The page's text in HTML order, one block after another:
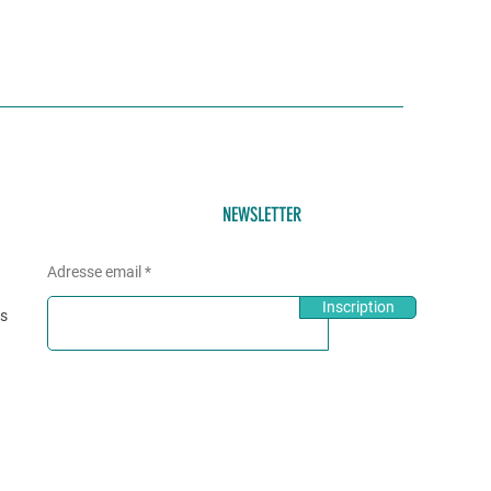
NEWSLETTER
Adresse email
Inscription